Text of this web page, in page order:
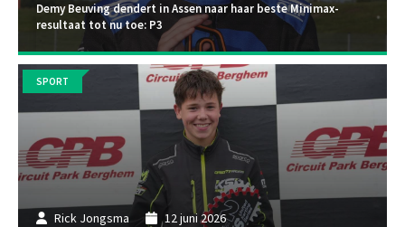
Demy Beuving dendert in Assen naar haar beste Minimax-
resultaat tot nu toe: P3
Rick Jongsma 12 juni 2026
SPORT